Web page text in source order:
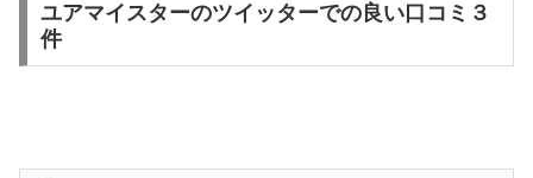
ユアマイスターのツイッターでの良い口コミ３
件